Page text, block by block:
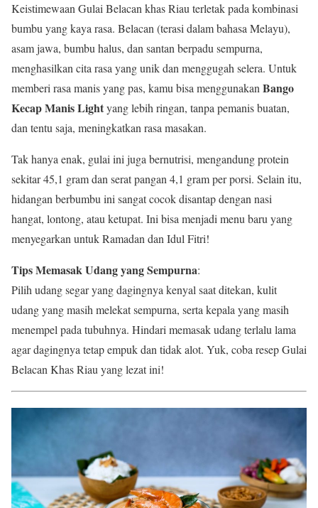
Keistimewaan Gulai Belacan khas Riau terletak pada kombinasi
bumbu yang kaya rasa. Belacan (terasi dalam bahasa Melayu),
asam jawa, bumbu halus, dan santan berpadu sempurna,
menghasilkan cita rasa yang unik dan menggugah selera. Untuk
memberi rasa manis yang pas, kamu bisa menggunakan Bango
Kecap Manis Lightyang lebih ringan, tanpa pemanis buatan,
dan tentu saja, meningkatkan rasa masakan.
Tak hanya enak, gulai ini juga bernutrisi, mengandung protein
sekitar 45,1 gram dan serat pangan 4,1 gram per porsi. Selain itu,
hidangan berbumbu ini sangat cocok disantap dengan nasi
hangat, lontong, atau ketupat. Ini bisa menjadi menu baru yang
menyegarkan untuk Ramadan dan Idul Fitri!
Tips Memasak Udang yang Sempurna:
Pilih udang segar yang dagingnya kenyal saat ditekan, kulit
udang yang masih melekat sempurna, serta kepala yang masih
menempel pada tubuhnya. Hindari memasak udang terlalu lama
agar dagingnya tetap empuk dan tidak alot. Yuk, coba resep Gulai
Belacan Khas Riau yang lezat ini!